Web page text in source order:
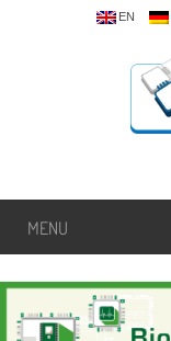
EN
MENU